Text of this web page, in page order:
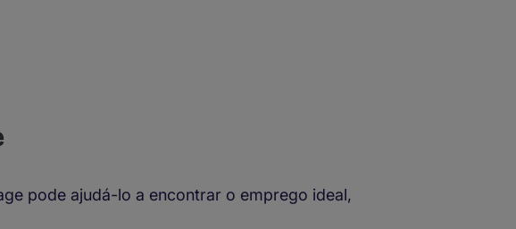
pode ajudá-lo a encontrar o emprego ideal,